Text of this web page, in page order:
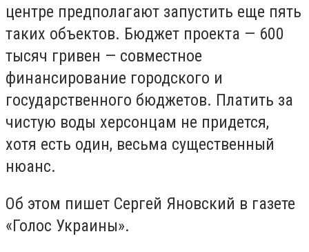
центре предполагают запустить еще пять
таких объектов. Бюджет проекта — 600
тысяч гривен — совместное
финансирование городского и
государственного бюджетов. Платить за
чистую воды херсонцам не придется,
хотя есть один, весьма существенный
нюанс.
Об этом пишет Сергей Яновский в газете
«Голос Украины».